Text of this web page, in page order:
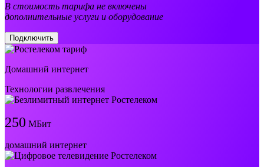
В стоимость тарифа не включены
дополнительные услуги и оборудование
Подключить
Домашний интернет
Технологии развлечения
250 МБит
домашний интернет